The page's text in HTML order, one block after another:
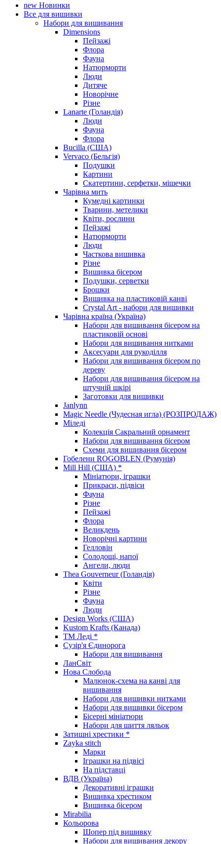
new Новинки
Все для вишивки
Набори для вишивання
Dimensions
Пейзажі
Флора
Фауна
Натюрморти
Люди
Дитяче
Новорічне
Різне
Lanarte (Голандія)
Люди
Фауна
Флора
Bucilla (США)
Vervaco (Бельгія)
Подушки
Картини
Скатертини, серфетки, мішечки
Чарiвна мить
Кумедні картинки
Тварини, метелики
Квіти, рослини
Пейзажі
Натюрморти
Люди
Часткова вишивка
Різне
Вишивка бісером
Подушки, серветки
Брошки
Вишивка на пластиковій канві
Crystal Art - набори для вишивки
Чарівна країна (Україна)
Набори для вишивання бісером на
пластиковій основі
Набори для вишивання нитками
Аксесуари для рукоділля
Набори для вишивання бісером по
дереву
Набори для вишивання бісером на
штучній шкірі
Заготовки для вишивки
Janlynn
Magic Needle (Чудесная игла) (РОЗПРОДАЖ)
Міледі
Колекція Сакральний орнамент
Набори для вишивання бісером
Схеми для вишивання бісером
Гобелени ROGOBLEN (Румунія)
Mill Hill (США) *
Мініатюри, іграшки
Прикраси, підвіси
Фауна
Різне
Пейзажі
Флора
Великдень
Новорічні картини
Гелловін
Солодощі, напої
Ангели, люди
Thea Gouverneur (Голандія)
Квіти
Різне
Фауна
Люди
Design Works (США)
Kustom Krafts (Канада)
ТМ Леді *
Сузір'я Єдинорога
Набори для вишивання
ЛанСвіт
Нова Слобода
Малюнок-схема на канві для
вишивання
Набори для вишивки нитками
Набори для вишивки бісером
Бісерні мініатюри
Набори для шиття ляльок
Затишні хрестики *
Zayka stitch
Марки
Іграшки на підвісі
На підставці
ВДВ (Україна)
Декоративні іграшки
Вишивка хрестиком
Вишивка бісером
Mirabilia
Кольорова
Шопер під вишивку
Набори для вишивання декору